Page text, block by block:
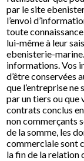
par le site
l’envoi
toute
lui-même à leur
ebenisterie-
informations. Vos
d’être conservées
que l’entreprise ne
par un tiers ou que
contrats conclus
non commerçants
de la somme, les
commerciale sont
la fin de la relation